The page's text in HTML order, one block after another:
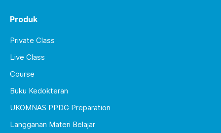
Produk
Private Class
Live Class
Course
Buku Kedokteran
UKOMNAS PPDG Preparation
Langganan Materi Belajar